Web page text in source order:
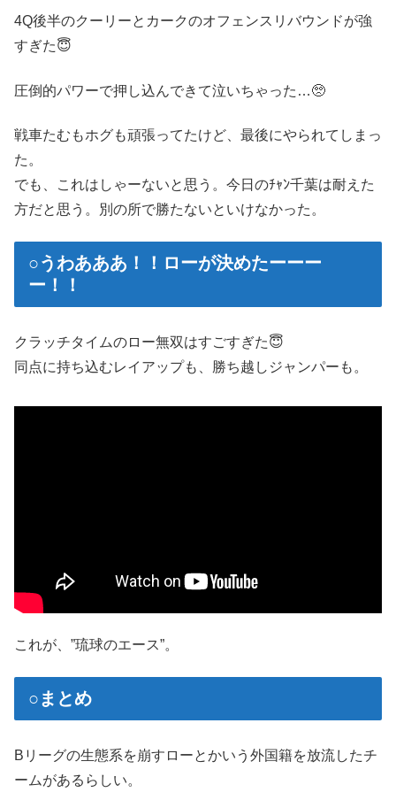
4Q後半のクーリーとカークのオフェンスリバウンドが強
すぎた😇
圧倒的パワーで押し込んできて泣いちゃった…🥺
戦車たむもホグも頑張ってたけど、最後にやられてしまっ
た。
でも、これはしゃーないと思う。今日のﾁｬﾝ千葉は耐えた
方だと思う。別の所で勝たないといけなかった。
○うわあああ！！ローが決めたーーー
ー！！
クラッチタイムのロー無双はすごすぎた😇
同点に持ち込むレイアップも、勝ち越しジャンパーも。
これが、”琉球のエース”。
○まとめ
Bリーグの生態系を崩すローとかいう外国籍を放流したチ
ームがあるらしい。